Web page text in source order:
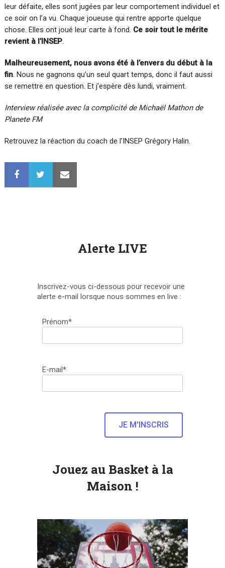
leur défaite, elles sont jugées par leur comportement individuel et
ce soir on l’a vu. Chaque joueuse qui rentre apporte quelque
chose. Elles ont joué leur carte à fond. Ce soir tout le mérite
revient à l’INSEP.
Malheureusement, nous avons été à l’envers du début à la
fin. Nous ne gagnons qu’un seul quart temps, donc il faut aussi
se remettre en question. Et j’espère dès lundi, vraiment.
Interview réalisée avec la complicité de Michaël Mathon de
Planete FM
Retrouvez la réaction du coach de l’INSEP Grégory Halin.
Alerte LIVE
Inscrivez-vous ci-dessous pour recevoir une
alerte e-mail lorsque nous sommes en live :
Prénom*
E-mail*
Jouez au Basket à la
Maison !